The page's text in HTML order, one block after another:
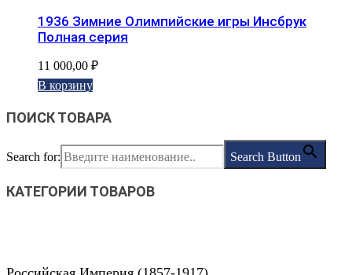
1936 Зимние Олимпийские игры Инсбрук
Полная серия
11 000,00 ₽
В корзину
ПОИСК ТОВАРА
Search for: Search Button
КАТЕГОРИИ ТОВАРОВ